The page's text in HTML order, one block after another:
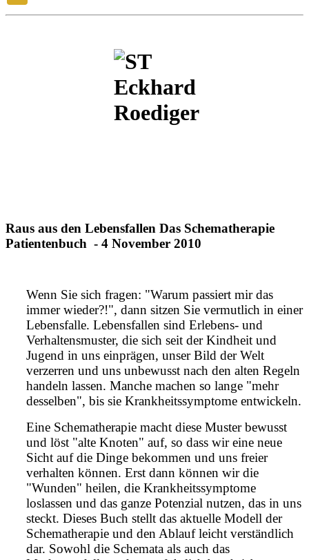
Raus aus den Lebensfallen Das Schematherapie
Patientenbuch - 4 November 2010
Wenn Sie sich fragen: "Warum passiert mir das
immer wieder?!", dann sitzen Sie vermutlich in einer
Lebensfalle. Lebensfallen sind Erlebens- und
Verhaltensmuster, die sich seit der Kindheit und
Jugend in uns einprägen, unser Bild der Welt
verzerren und uns unbewusst nach den alten Regeln
handeln lassen. Manche machen so lange "mehr
desselben", bis sie Krankheitssymptome entwickeln.
Eine Schematherapie macht diese Muster bewusst
und löst "alte Knoten" auf, so dass wir eine neue
Sicht auf die Dinge bekommen und uns freier
verhalten können. Erst dann können wir die
"Wunden" heilen, die Krankheitssymptome
loslassen und das ganze Potenzial nutzen, das in uns
steckt. Dieses Buch stellt das aktuelle Modell der
Schematherapie und den Ablauf leicht verständlich
dar. Sowohl die Schemata als auch das